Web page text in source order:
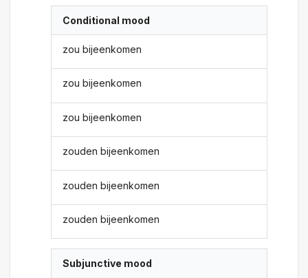
Conditional mood
zou bijeenkomen
zou bijeenkomen
zou bijeenkomen
zouden bijeenkomen
zouden bijeenkomen
zouden bijeenkomen
Subjunctive mood